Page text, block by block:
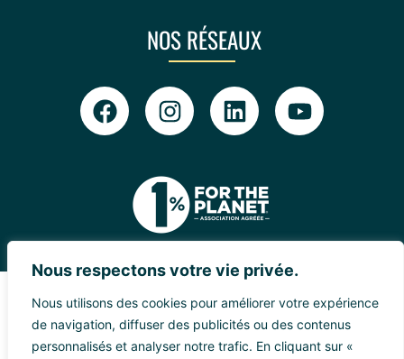
Nous respectons votre vie privée.
Nous utilisons des cookies pour améliorer votre expérience
de navigation, diffuser des publicités ou des contenus
personnalisés et analyser notre trafic. En cliquant sur «
NOS RÉSEAUX